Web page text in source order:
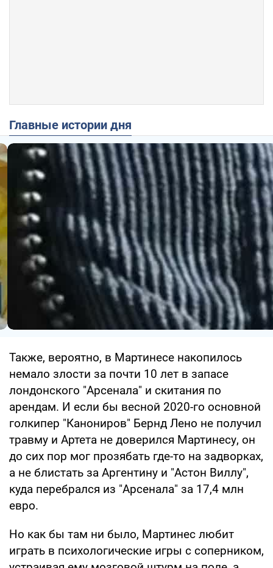
Главные истории дня
Также, вероятно, в Мартинесе накопилось
немало злости за почти 10 лет в запасе
лондонского "Арсенала" и скитания по
арендам. И если бы весной 2020-го основной
голкипер "Канониров" Бернд Лено не получил
травму и Артета не доверился Мартинесу, он
до сих пор мог прозябать где-то на задворках,
а не блистать за Аргентину и "Астон Виллу",
куда перебрался из "Арсенала" за 17,4 млн
евро.
Но как бы там ни было, Мартинес любит
играть в психологические игры с соперником,